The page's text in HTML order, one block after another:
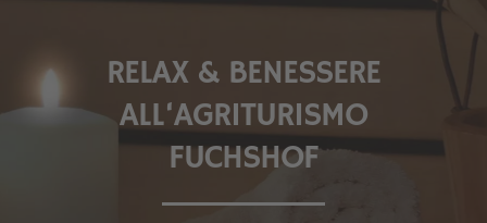
RELAX & BENESSERE
ALL‘AGRITURISMO
FUCHSHOF